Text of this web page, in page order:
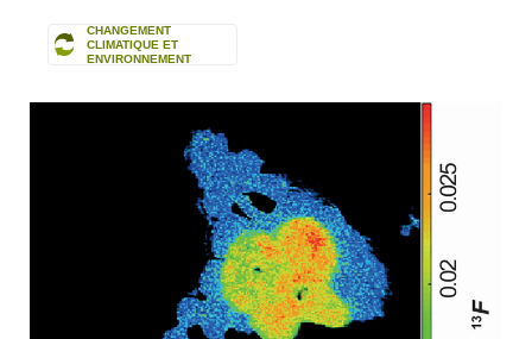
CHANGEMENT
CLIMATIQUE ET
ENVIRONNEMENT